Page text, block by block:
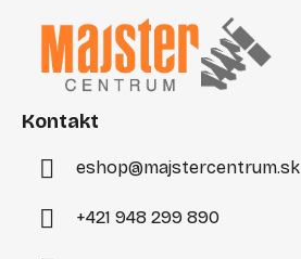
Kontakt
eshop@majstercentrum.sk
+421 948 299 890